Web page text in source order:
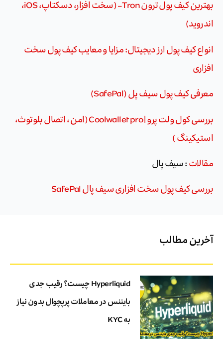
بهترین کیف پول ترون Tron – (سخت افزار، دسکتاپ، iOS،
اندروید)
انواع کیف پول ارز دیجیتال: مزایا و معایب کیف پول سخت
افزاری
معرفی کیف پول سیف پل (SafePal)
بررسی کول ولت پرو | Coolwallet pro (امن ، اتصال بلوتوث،
استیکینگ )
مقالات : سیف پال
بررسی کیف پول سخت افزاری سیف پال SafePal
آخرین مطالب
Hyperliquid چیست؟ رقیب جدی
بایننس در معاملات پرپچوال بدون نیاز
به KYC